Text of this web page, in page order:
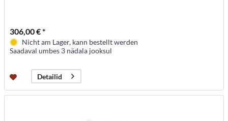
306,00 € *
Nicht am Lager, kann bestellt werden
Saadaval umbes 3 nädala jooksul
Detailid